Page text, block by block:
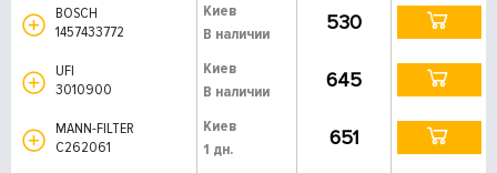
BOSCH
1457433772
Киев
В наличии
530
UFI
3010900
Киев
В наличии
645
MANN-FILTER
C262061
Киев
1 дн.
651